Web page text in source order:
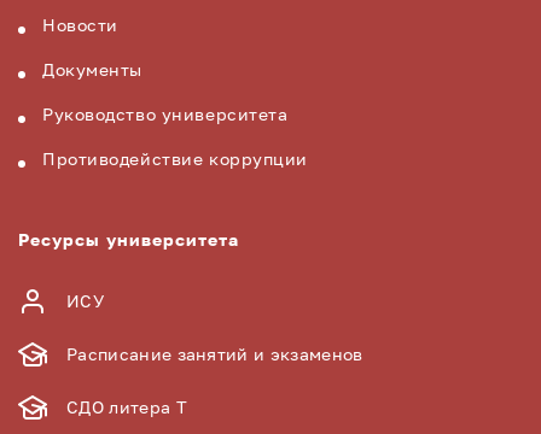
Новости
Документы
Руководство университета
Противодействие коррупции
Ресурсы университета
ИСУ
Расписание занятий и экзаменов
СДО литера Т